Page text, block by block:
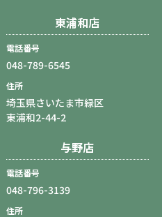
東浦和店
電話番号
048-789-6545
住所
埼玉県さいたま市緑区
東浦和2-44-2
与野店
電話番号
048-796-3139
住所